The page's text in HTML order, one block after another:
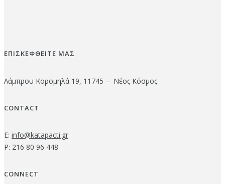
ΕΠΙΣΚΕΦΘΕΙΤΕ ΜΑΣ
Λάμπρου Κορομηλά 19, 11745 – Νέος Κόσμος.
CONTACT
E: info@katapacti.gr
P: 216 80 96 448
CONNECT